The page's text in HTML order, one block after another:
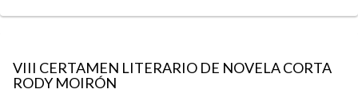
VIII CERTAMEN LITERARIO DE NOVELA CORTA
RODY MOIRÓN